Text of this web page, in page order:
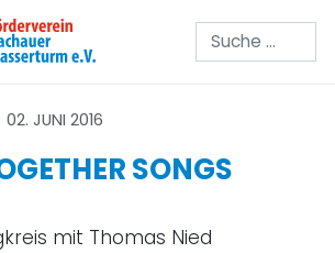
Suchen
02. JUNI 2016
SONGS
mit Thomas Nied